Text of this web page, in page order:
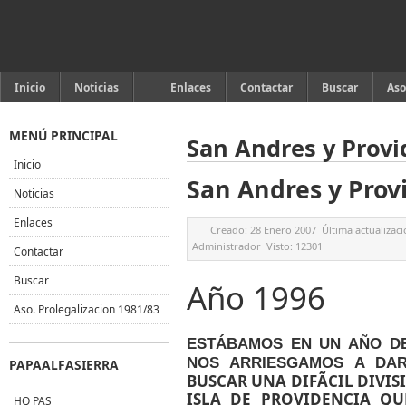
Inicio Noticias Enlaces Contactar Buscar
San Andres y
San Andres y
Creado: 28 Enero 2007 Última
Administrador Visto: 12301
Año 1996
ESTÁBAMOS EN UN AÑO
NOS ARRIESGAMOS A
BUSCAR UNA DIFÃ­CIL
ISLA DE PROVIDENCIA
MENÚ PRINCIPAL
Inicio
Noticias
Enlaces
Contactar
Buscar
Aso. Prolegalizacion 1981/83
PAPAALFASIERRA
HQ PAS